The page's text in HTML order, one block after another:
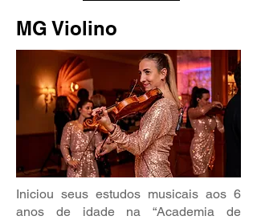
MG Violino
Iniciou seus estudos musicais aos 6
anos de idade na “Academia de